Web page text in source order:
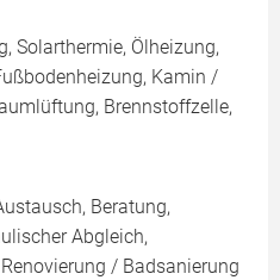
Solarthermie, Ölheizung,
Kamin /
Brennstoffzelle,
Beratung,
Abgleich,
/ Badsanierung